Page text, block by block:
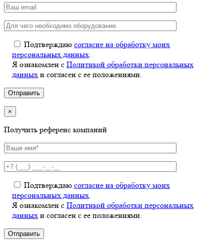
Подтверждаю согласие на обработку моих
персональных данных.
Я ознакомлен с Политикой обработки персональных
данных и согласен с ее положениями.
×
Получить референс компаний
Подтверждаю согласие на обработку моих
персональных данных.
Я ознакомлен с Политикой обработки персональных
данных и согласен с ее положениями.